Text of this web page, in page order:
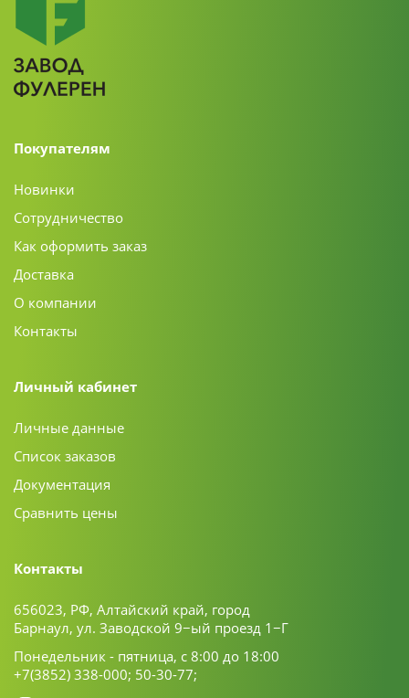
Покупателям
Новинки
Сотрудничество
Как оформить заказ
Доставка
О компании
Контакты
Личный кабинет
Личные данные
Список заказов
Документация
Сравнить цены
Контакты
656023, РФ, Алтайский край, город
Барнаул, ул. Заводской 9−ый проезд 1−Г
Понедельник - пятница, с 8:00 до 18:00
+7(3852) 338-000; 50-30-77;